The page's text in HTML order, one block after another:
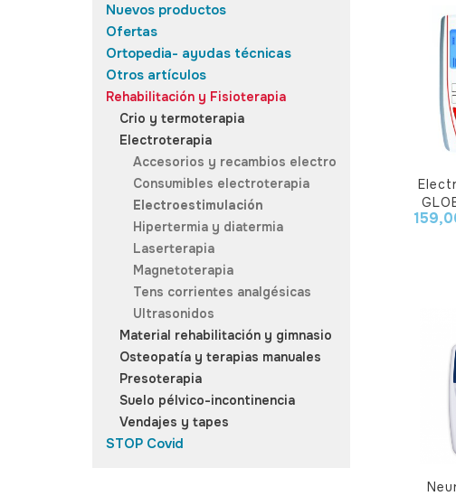
Nuevos productos
Ofertas
Ortopedia- ayudas técnicas
Otros artículos
Rehabilitación y Fisioterapia
Crio y termoterapia
Electroterapia
Accesorios y recambios electro
Consumibles electroterapia
Electroestimulación
Hipertermia y diatermia
Laserterapia
Magnetoterapia
Tens corrientes analgésicas
Ultrasonidos
Material rehabilitación y gimnasio
Osteopatía y terapias manuales
Presoterapia
Suelo pélvico-incontinencia
Vendajes y tapes
STOP Covid